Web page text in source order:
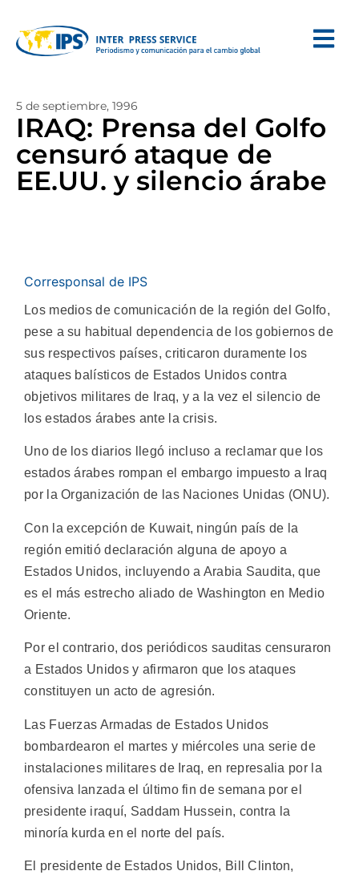
5 de septiembre, 1996
IRAQ: Prensa del Golfo
censuró ataque de
EE.UU. y silencio árabe
Corresponsal de IPS
Los medios de comunicación de la región del Golfo,
pese a su habitual dependencia de los gobiernos de
sus respectivos países, criticaron duramente los
ataques balísticos de Estados Unidos contra
objetivos militares de Iraq, y a la vez el silencio de
los estados árabes ante la crisis.
Uno de los diarios llegó incluso a reclamar que los
estados árabes rompan el embargo impuesto a Iraq
por la Organización de las Naciones Unidas (ONU).
Con la excepción de Kuwait, ningún país de la
región emitió declaración alguna de apoyo a
Estados Unidos, incluyendo a Arabia Saudita, que
es el más estrecho aliado de Washington en Medio
Oriente.
Por el contrario, dos periódicos sauditas censuraron
a Estados Unidos y afirmaron que los ataques
constituyen un acto de agresión.
Las Fuerzas Armadas de Estados Unidos
bombardearon el martes y miércoles una serie de
instalaciones militares de Iraq, en represalia por la
ofensiva lanzada el último fin de semana por el
presidente iraquí, Saddam Hussein, contra la
minoría kurda en el norte del país.
El presidente de Estados Unidos, Bill Clinton,